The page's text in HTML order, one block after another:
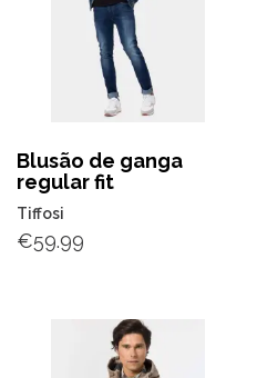
Blusão de ganga
regular fit
Tiffosi
€59.99